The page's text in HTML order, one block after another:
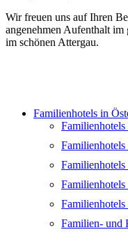
Wir freuen uns auf Ihren
angenehmen Aufenthalt
im schönen Attergau.
Familienhotels in
Familien- und